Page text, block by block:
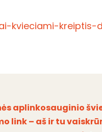
kvieciami-
aplinkosauginio
link – aš ir tu